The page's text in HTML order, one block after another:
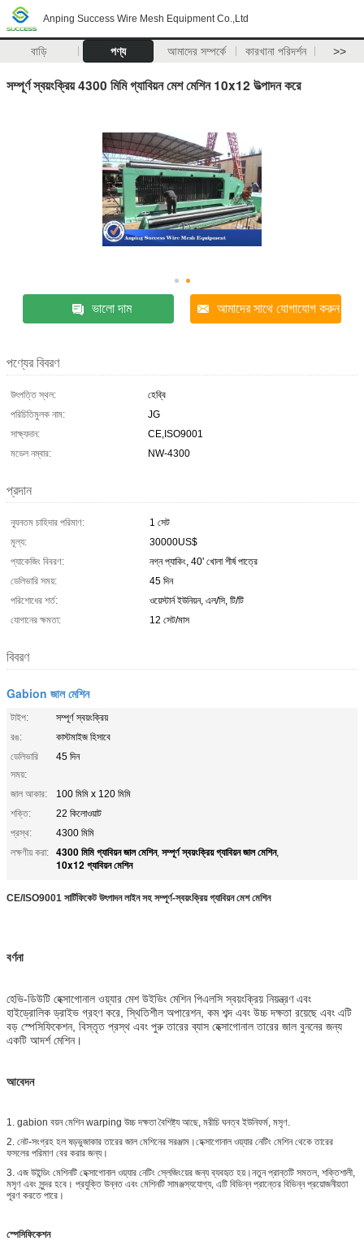
Anping Success Wire Mesh Equipment Co.,Ltd
বাড়ি পণ্য আমাদের সম্পর্কে কারখানা পরিদর্শন >>
সম্পূর্ণ স্বয়ংক্রিয় 4300 মিমি গ্যাবিয়ন মেশ মেশিন 10x12 উত্পাদন করে
ভালো দাম আমাদের সাথে যোগাযোগ করুন
পণ্যের বিবরণ
উৎপত্তি স্থল:
হেব্বি
পরিচিতিমুলক নাম:
JG
সাক্ষ্যদান:
CE,ISO9001
মডেল নম্বার:
NW-4300
প্রদান
ন্যূনতম চাহিদার পরিমাণ:
1 সেট
মূল্য:
30000US$
প্যাকেজিং বিবরণ:
নগ্ন প্যাকিং, 40' খোলা শীর্ষ পাত্রে
ডেলিভারি সময়:
45 দিন
পরিশোধের শর্ত:
ওয়েস্টার্ন ইউনিয়ন, এল/সি, টি/টি
যোগানের ক্ষমতা:
12 সেট/মাস
বিবরণ
Gabion জাল মেশিন
টাইপ:
সম্পূর্ণ স্বয়ংক্রিয়
রঙ:
কাস্টমাইজ হিসাবে
ডেলিভারি
সময়:
45 দিন
জাল আকার:
100 মিমি x 120 মিমি
শক্তি:
22 কিলোওয়াট
প্রস্থ:
4300 মিমি
লক্ষণীয় করা:
4300 মিমি গ্যাবিয়ন জাল মেশিন, সম্পূর্ণ স্বয়ংক্রিয় গ্যাবিয়ন জাল মেশিন,
10x12 গ্যাবিয়ন মেশিন
CE/ISO9001 সার্টিফিকেট উৎপাদন লাইন সহ সম্পূর্ণ-স্বয়ংক্রিয় গ্যাবিয়ন মেশ মেশিন
বর্ণনা
হেভি-ডিউটি ​​হেক্সাগোনাল ওয়্যার মেশ উইভিং মেশিন পিএলসি স্বয়ংক্রিয় নিয়ন্ত্রণ এবং
হাইড্রোলিক ড্রাইভ গ্রহণ করে, স্থিতিশীল অপারেশন, কম শব্দ এবং উচ্চ দক্ষতা রয়েছে এবং এটি
বড় স্পেসিফিকেশন, বিস্তৃত প্রস্থ এবং পুরু তারের ব্যাস হেক্সাগোনাল তারের জাল বুননের জন্য
একটি আদর্শ মেশিন।
আবেদন
1. gabion বয়ন মেশিন warping উচ্চ দক্ষতা বৈশিষ্ট্য আছে, মরীচি ঘনত্ব ইউনিফর্ম, মসৃণ.
2. নেট-সংগ্রহ হল ষড়ভুজাকার তারের জাল মেশিনের সরঞ্জাম।হেক্সাগোনাল ওয়্যার নেটিং মেশিন থেকে তারের
ফসলের পরিমাণ বের করার জন্য।
3. এজ উইন্ডিং মেশিনটি হেক্সাগোনাল ওয়্যার নেটিং স্লেজিংয়ের জন্য ব্যবহৃত হয়।নতুন প্রান্তটি সমতল, শক্তিশালী,
মসৃণ এবং সুন্দর হবে। প্রযুক্তি উন্নত এবং মেশিনটি সামঞ্জস্যযোগ্য, এটি বিভিন্ন প্রান্তের বিভিন্ন প্রয়োজনীয়তা
পূরণ করতে পারে।
স্পেসিফিকেশন